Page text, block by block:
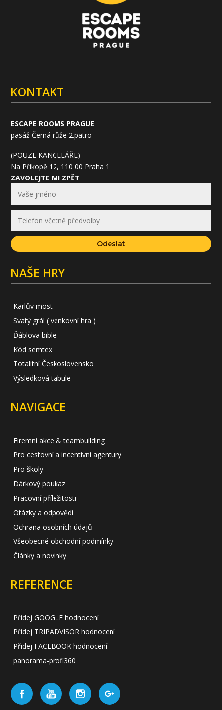
KONTAKT
ESCAPE ROOMS PRAGUE
pasáž Černá růže 2.patro
(POUZE KANCELÁŘE)
Na Příkopě 12, 110 00 Praha 1
ZAVOLEJTE MI ZPĚT
Odeslat
NAŠE HRY
Karlův most
Svatý grál ( venkovní hra )
Ďáblova bible
Kód semtex
Totalitní Československo
Výsledková tabule
NAVIGACE
Firemní akce & teambuilding
Pro cestovní a incentivní agentury
Pro školy
Dárkový poukaz
Pracovní příležitosti
Otázky a odpovědi
Ochrana osobních údajů
Všeobecné obchodní podmínky
Články a novinky
REFERENCE
Přidej GOOGLE hodnocení
Přidej TRIPADVISOR hodnocení
Přidej FACEBOOK hodnocení
panorama-profi360